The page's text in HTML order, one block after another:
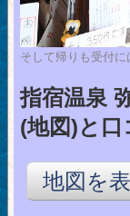
そして帰りも受付に
指宿温泉
(地図)と口
地図を